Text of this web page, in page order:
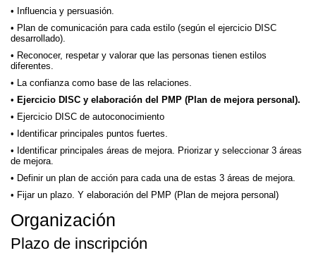
Influencia y persuasión.
Plan de comunicación para cada estilo (según el ejercicio DISC
desarrollado).
Reconocer, respetar y valorar que las personas tienen estilos
diferentes.
La confianza como base de las relaciones.
Ejercicio DISC y elaboración del PMP (Plan de mejora personal).
Ejercicio DISC de autoconocimiento
Identificar principales puntos fuertes.
Identificar principales áreas de mejora. Priorizar y seleccionar 3 áreas
de mejora.
Definir un plan de acción para cada una de estas 3 áreas de mejora.
Fijar un plazo. Y elaboración del PMP (Plan de mejora personal)
Organización
Plazo de inscripción